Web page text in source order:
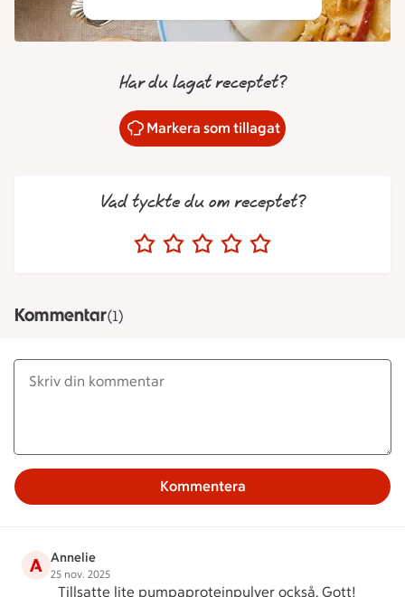
Har du lagat receptet?
Markera som tillagat
Vad tyckte du om receptet?
Kommentar(1)
Kommentera
A Annelie
25 nov. 2025
Tillsatte lite pumpaproteinpulver också. Gott!